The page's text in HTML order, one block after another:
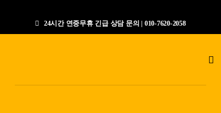
츠
24시간 연중무휴 긴급 상담 문의 | 010-7620-2058